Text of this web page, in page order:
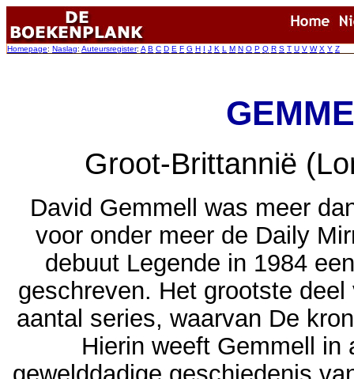
Homepage: Naslag: Auteursregister: A B C D E F G H I J K L M N O P Q R S T U V W X Y Z
Groot-Brittannië
David Gemmell was meer
voor onder meer de Daily
debuut Legende in 1984
geschreven. Het grootste
aantal series, waarvan De
Hierin weeft Gemmell in
gewelddadige geschiedenis